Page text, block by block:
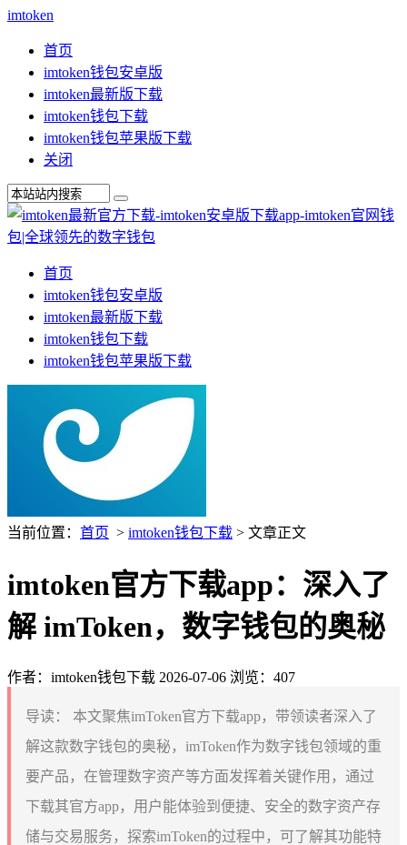
imtoken
首页
imtoken钱包安卓版
imtoken最新版下载
imtoken钱包下载
imtoken钱包苹果版下载
关闭
首页
imtoken钱包安卓版
imtoken最新版下载
imtoken钱包下载
imtoken钱包苹果版下载
当前位置： 首页 > imtoken钱包下载 > 文章正文
imtoken官方下载app：深入了
解 imToken，数字钱包的奥秘
作者：imtoken钱包下载 2026-07-06 浏览：407
导读：
本文聚焦imToken官方下载app，带领读者深入了
解这款数字钱包的奥秘，imToken作为数字钱包领域的重
要产品，在管理数字资产等方面发挥着关键作用，通过
下载其官方app，用户能体验到便捷、安全的数字资产存
储与交易服务，探索imToken的过程中，可了解其功能特